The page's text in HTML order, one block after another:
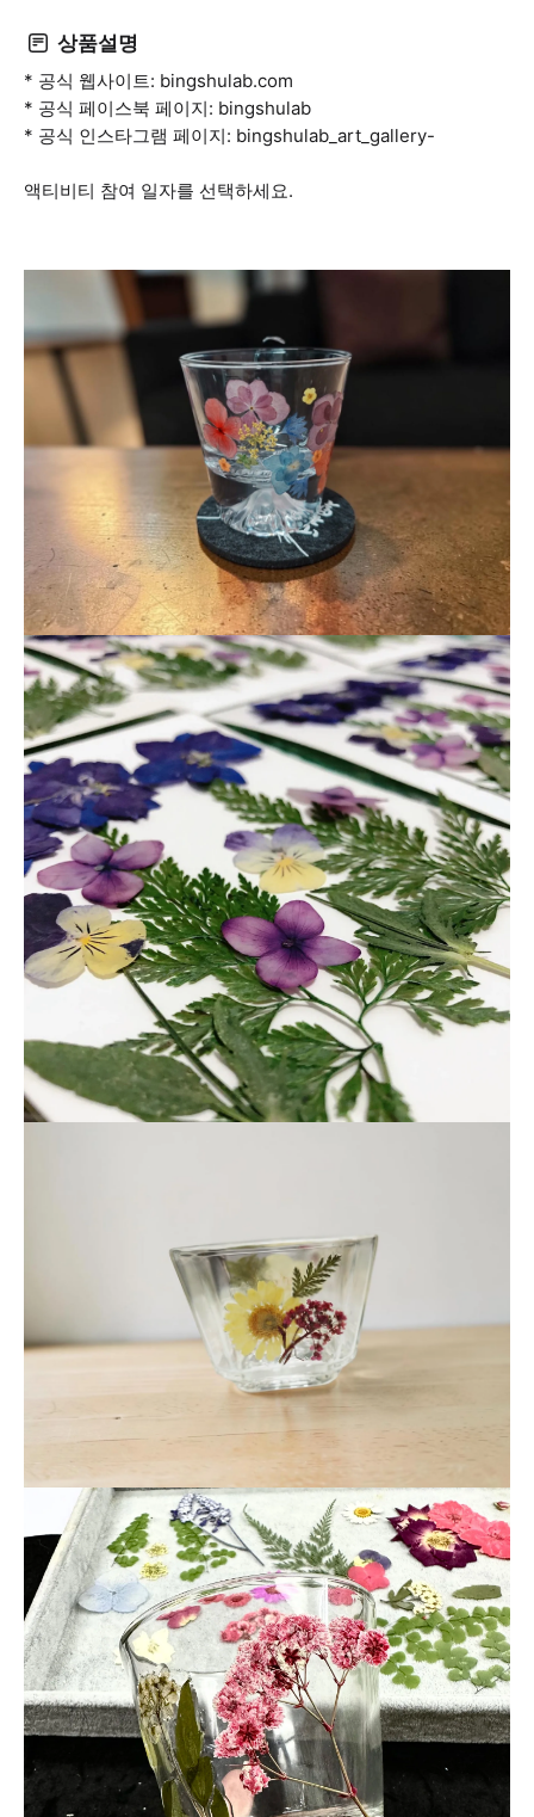
상품설명
* 공식 웹사이트: bingshulab.com
* 공식 페이스북 페이지: bingshulab
* 공식 인스타그램 페이지: bingshulab_art_gallery-
액티비티 참여 일자를 선택하세요.